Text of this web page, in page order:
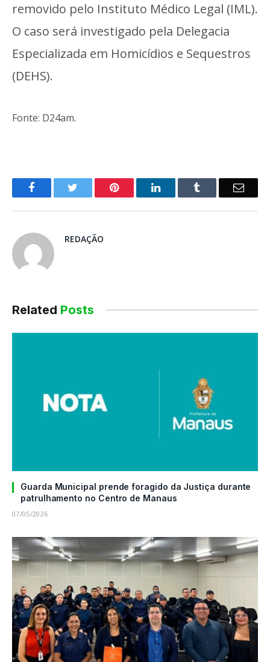
removido pelo Instituto Médico Legal (IML).
O caso será investigado pela Delegacia
Especializada em Homicídios e Sequestros
(DEHS).
Fonte: D24am.
o
Pinterest LinkedIn
E-
REDAÇÃO
Related Posts
Guarda Municipal prende foragido da Justiça durante
patrulhamento no Centro de Manaus
07/05/2026